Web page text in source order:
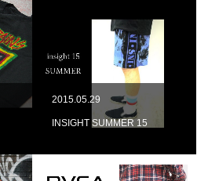
2015.05.29
INSIGHT SUMMER 15